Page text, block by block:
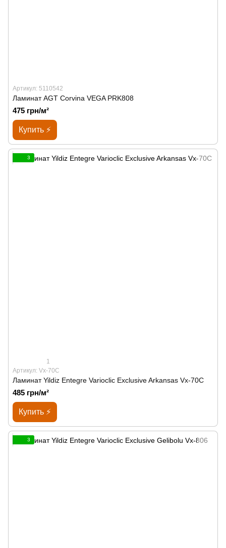
Артикул: 5110542
Ламинат AGT Corvina VEGA PRK808
475 грн/м²
Купить ⚡
3
1
Артикул: Vx-70C
Ламинат Yildiz Entegre Varioclic Exclusive Arkansas Vx-70C
485 грн/м²
Купить ⚡
3